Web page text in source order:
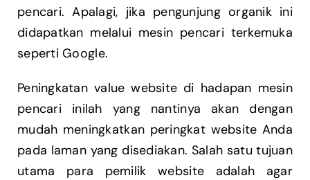
pencari. Apalagi, jika pengunjung organik ini
didapatkan melalui mesin pencari terkemuka
seperti Google.
Peningkatan value website di hadapan mesin
pencari inilah yang nantinya akan dengan
mudah meningkatkan peringkat website Anda
pada laman yang disediakan. Salah satu tujuan
utama para pemilik website adalah agar